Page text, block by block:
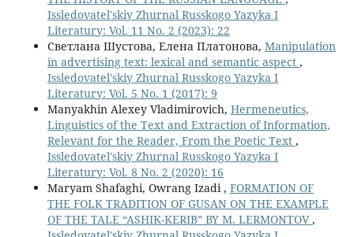
Issledovatel'skiy Zhurnal Russkogo Yazyka I
Literatury: Vol. 11 No. 2 (2023): 22
Светлана Шустова, Елена Платонова, Manipulation
in advertising text: lexical and semantic aspect ,
Issledovatel'skiy Zhurnal Russkogo Yazyka I
Literatury: Vol. 5 No. 1 (2017): 9
Manyakhin Alexey Vladimirovich, Hermeneutics,
Linguistics of the Text and Extraction of Information,
Relevant for the Reader, From the Poetic Text ,
Issledovatel'skiy Zhurnal Russkogo Yazyka I
Literatury: Vol. 8 No. 2 (2020): 16
Maryam Shafaghi, Owrang Izadi , FORMATION OF
THE FOLK TRADITION OF GUSAN ON THE EXAMPLE
OF THE TALE “ASHIK-KERIB” BY M. LERMONTOV,